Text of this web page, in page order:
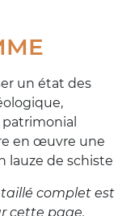
un état des
en œuvre une
lauze de schiste
complet est
cette page.